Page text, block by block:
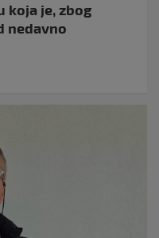
koja je, zbog
nedavno